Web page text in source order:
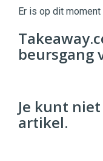
|
Digital
Commerce https://
9654
Er is op dit
beursgang
Je kunt
artikel.